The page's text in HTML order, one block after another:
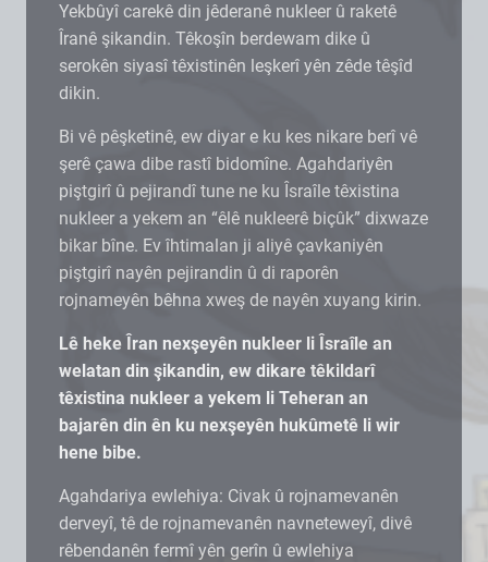
Yekbûyî carekê din jêderanê nukleer û raketê
Îranê şikandin. Têkoşîn berdewam dike û
serokên siyasî têxistinên leşkerî yên zêde têşîd
dikin.
Bi vê pêşketinê, ew diyar e ku kes nikare berî vê
şerê çawa dibe rastî bidomîne. Agahdariyên
piştgirî û pejirandî tune ne ku Îsraîle têxistina
nukleer a yekem an “êlê nukleerê biçûk” dixwaze
bikar bîne. Ev îhtimalan ji aliyê çavkaniyên
piştgirî nayên pejirandin û di raporên
rojnameyên bêhna xweş de nayên xuyang kirin.
Lê heke Îran nexşeyên nukleer li Îsraîle an
welatan din şikandin, ew dikare têkildarî
têxistina nukleer a yekem li Teheran an
bajarên din ên ku nexşeyên hukûmetê li wir
hene bibe.
Agahdariya ewlehiya: Civak û rojnamevanên
derveyî, tê de rojnamevanên navneteweyî, divê
rêbendanên fermî yên gerîn û ewlehiya